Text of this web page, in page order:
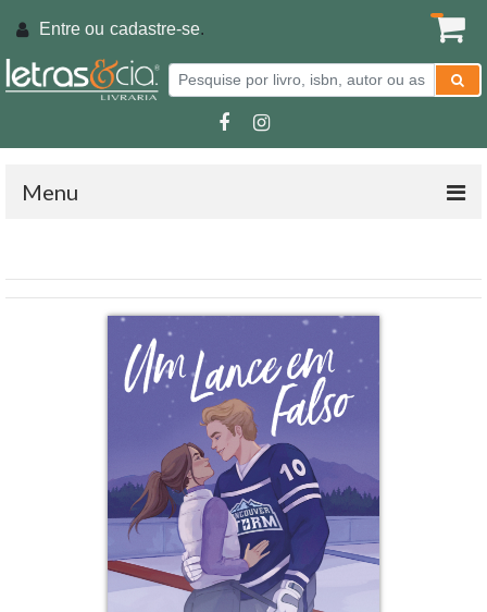
Entre ou cadastre-se.
Menu